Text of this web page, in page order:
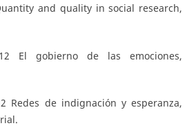
and quality in social research,
El gobierno de las emociones,
Redes de indignación y esperanza,